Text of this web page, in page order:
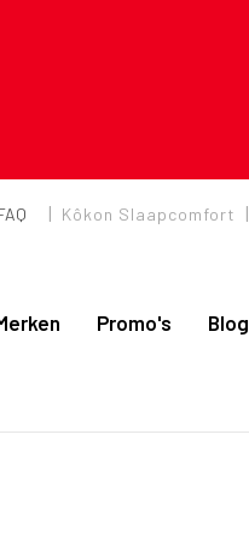
| Kôkon Slaapcomfort |
Promo's Blog